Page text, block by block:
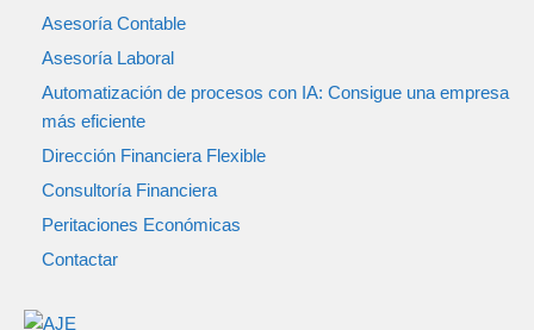
Asesoría Contable
Asesoría Laboral
Automatización de procesos con IA: Consigue una empresa
más eficiente
Dirección Financiera Flexible
Consultoría Financiera
Peritaciones Económicas
Contactar